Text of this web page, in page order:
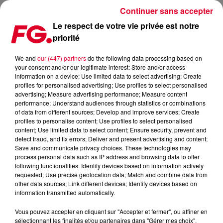
BAKERMAT DÉCROCHE UNE RÉSIDENCE À MARSEILLE
Publié : 21 mai 2019 à 9h35 par Christophe HUBERT
Le respect de votre vie privée est notre
priorité
We and our (447) partnersdo the following data processing based on
your consent and/or our legitimate interest: Store and/or access
information on a device; Use limited data to select advertising; Create
profiles for personalised advertising; Use profiles to select personalised
advertising; Measure advertising performance; Measure content
performance; Understand audiences through statistics or combinations
of data from different sources; Develop and improve services; Create
profiles to personalise content; Use profiles to select personalised
content; Use limited data to select content; Ensure security, prevent and
detect fraud, and fix errors; Deliver and present advertising and content;
Save and communicate privacy choices. These technologies may
process personal data such as IP address and browsing data to offer
following functionalities: Identify devices based on information actively
requested; Use precise geolocation data; Match and combine data from
other data sources; Link different devices; Identify devices based on
information transmitted automatically.
Vous pouvez accepter en cliquant sur "Accepter et fermer", ou affiner en
sélectionnant les finalités et/ou partenaires dans "Gérer mes choix".
Continuer sans accepter